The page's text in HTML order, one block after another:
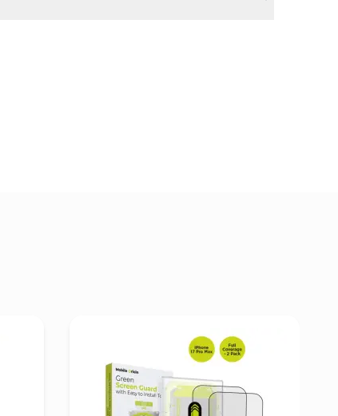
Max Silicone Case with MagSafe – Purple Fog
Pogledaj detalje Mobile Origin Screen Guard